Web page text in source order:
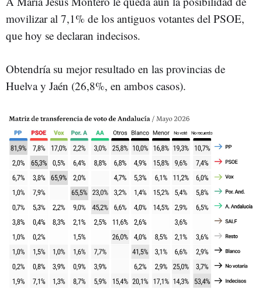
movilizar al 7,1% de los antiguos votantes del PSOE,
que hoy se declaran indecisos.
Obtendría su mejor resultado en las provincias de
Huelva y Jaén (26,8%, en ambos casos).